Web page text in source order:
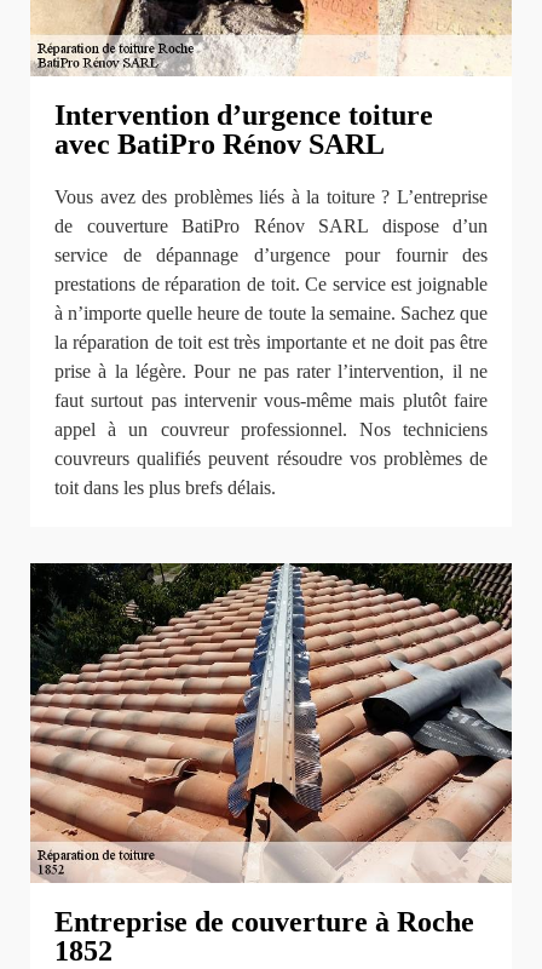
Intervention d’urgence toiture
avec BatiPro Rénov SARL
Vous avez des problèmes liés à la toiture ? L’entreprise
de couverture BatiPro Rénov SARL dispose d’un
service de dépannage d’urgence pour fournir des
prestations de réparation de toit. Ce service est joignable
à n’importe quelle heure de toute la semaine. Sachez que
la réparation de toit est très importante et ne doit pas être
prise à la légère. Pour ne pas rater l’intervention, il ne
faut surtout pas intervenir vous-même mais plutôt faire
appel à un couvreur professionnel. Nos techniciens
couvreurs qualifiés peuvent résoudre vos problèmes de
toit dans les plus brefs délais.
Entreprise de couverture à Roche
1852